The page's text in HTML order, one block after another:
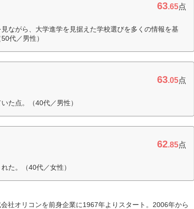
63.65点
ながら、大学進学を見据えた学校選びを多くの情報を基
代／男性）
63.05点
た点。（40代／男性）
62.85点
た。（40代／女性）
社オリコンを前身企業に1967年よりスタート。2006年から